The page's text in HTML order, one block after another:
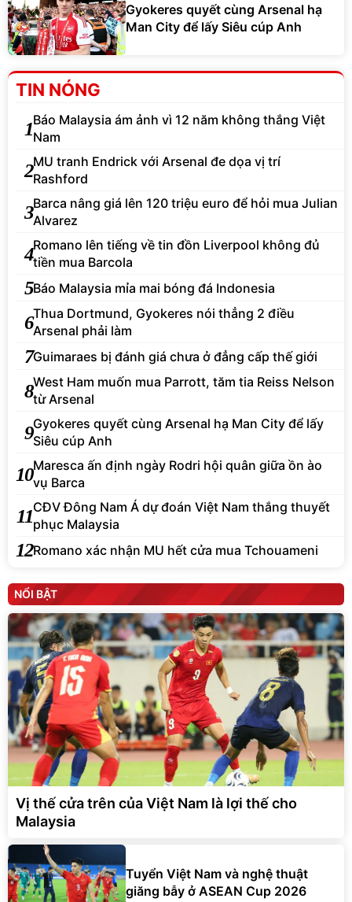
Gyokeres quyết cùng Arsenal hạ
Man City để lấy Siêu cúp Anh
TIN NÓNG
1Báo Malaysia ám ảnh vì 12 năm không thắng Việt
Nam
2MU tranh Endrick với Arsenal đe dọa vị trí
Rashford
3Barca nâng giá lên 120 triệu euro để hỏi mua Julian
Alvarez
4Romano lên tiếng về tin đồn Liverpool không đủ
tiền mua Barcola
5Báo Malaysia mỉa mai bóng đá Indonesia
6Thua Dortmund, Gyokeres nói thẳng 2 điều
Arsenal phải làm
7Guimaraes bị đánh giá chưa ở đẳng cấp thế giới
8West Ham muốn mua Parrott, tăm tia Reiss Nelson
từ Arsenal
9Gyokeres quyết cùng Arsenal hạ Man City để lấy
Siêu cúp Anh
10Maresca ấn định ngày Rodri hội quân giữa ồn ào
vụ Barca
11CĐV Đông Nam Á dự đoán Việt Nam thắng thuyết
phục Malaysia
12Romano xác nhận MU hết cửa mua Tchouameni
NỔI BẬT
Vị thế cửa trên của Việt Nam là lợi thế cho
Malaysia
Tuyển Việt Nam và nghệ thuật
giăng bẫy ở ASEAN Cup 2026